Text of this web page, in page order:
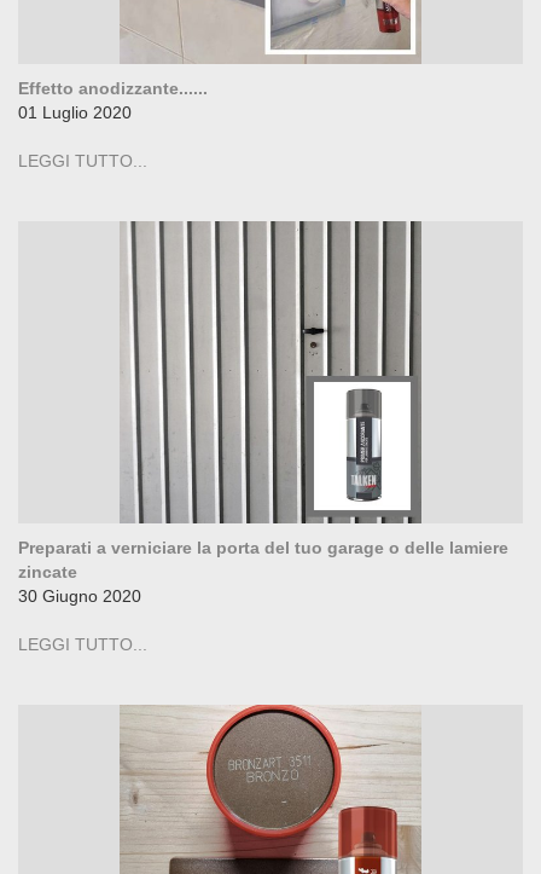
Effetto anodizzante......
01 Luglio 2020
LEGGI TUTTO...
Preparati a verniciare la porta del tuo garage o delle lamiere
zincate
30 Giugno 2020
LEGGI TUTTO...